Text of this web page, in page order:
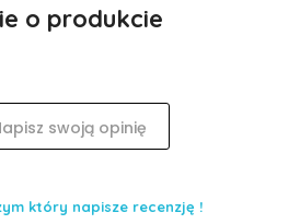
o produkcie
swoją opinię
który napisze recenzję !